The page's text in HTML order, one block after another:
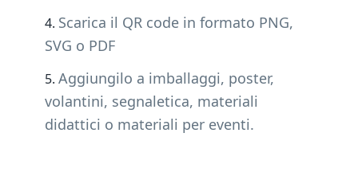
Scarica il QR code in formato PNG,
SVG o PDF
Aggiungilo a imballaggi, poster,
volantini, segnaletica, materiali
didattici o materiali per eventi.